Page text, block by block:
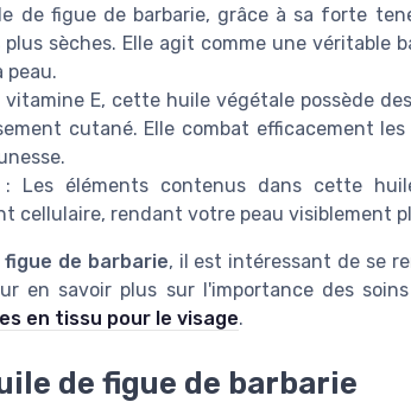
de figue de barbarie, grâce à sa forte
sèches. Elle agit comme une véritable
peau.
E, cette huile végétale possède
cutané. Elle combat efficacement les
Les éléments contenus dans cette
cellulaire, rendant votre peau visiblement
figue de barbarie, il est intéressant de se
en savoir plus sur l'importance des
en tissu pour le visage.
de figue de barbarie